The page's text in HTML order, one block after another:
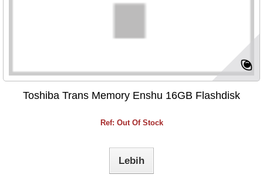
Toshiba Trans Memory Enshu 16GB Flashdisk
Ref: Out Of Stock
Lebih